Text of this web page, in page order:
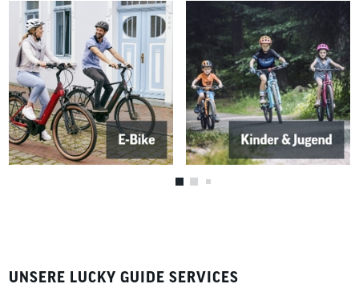
UNSERE LUCKY GUIDE SERVICES